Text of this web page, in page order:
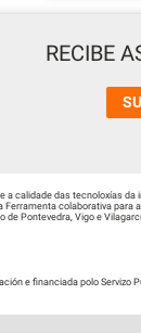
RECIBE
a calidade das tecnoloxías
colaborativa para
de Pontevedra, Vigo e
e financiada polo Servizo